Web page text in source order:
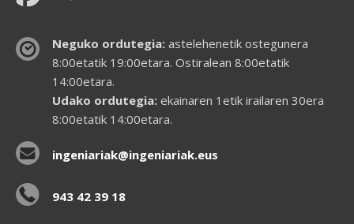
Neguko ordutegia:astelehenetik ostegunera
8:00etatik 19:00etara. Ostiralean 8:00etatik
14:00etara.
Udako ordutegia:ekainaren 1etik irailaren 30era
8:00etatik 14:00etara.
ingeniariak@ingeniariak.eus
943 42 39 18